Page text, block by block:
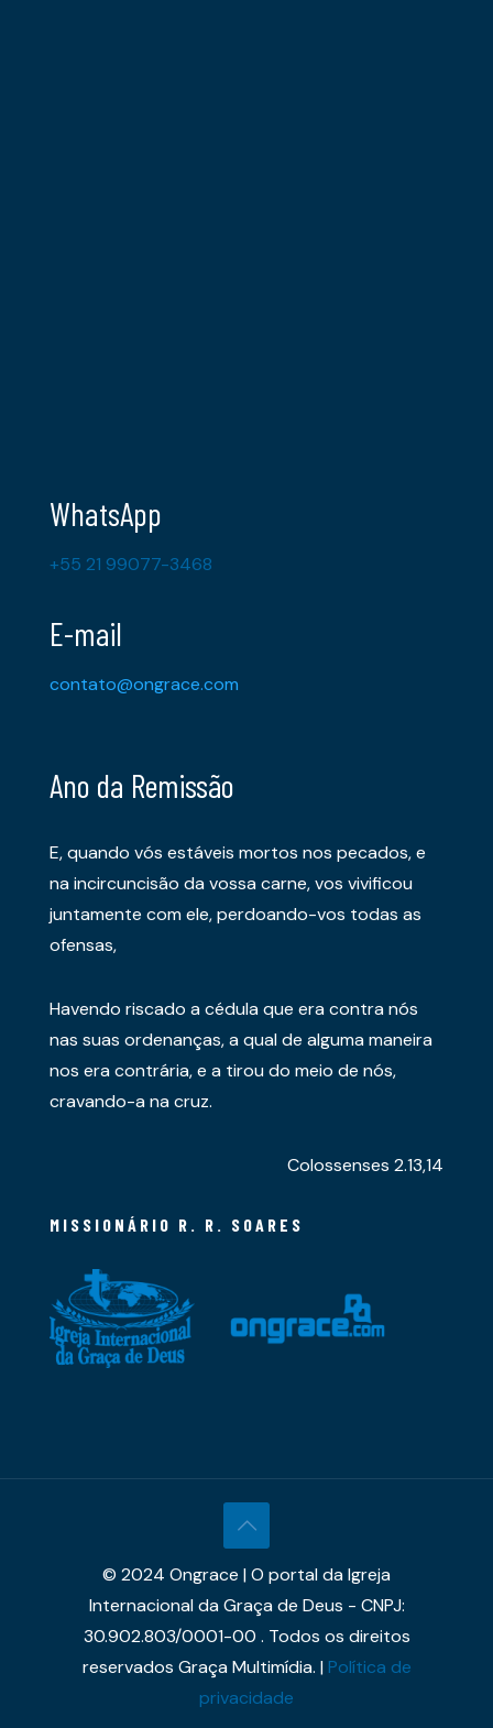
WhatsApp
+55 21 99077-3468
E-mail
contato@ongrace.com
Ano da Remissão
E, quando vós estáveis mortos nos pecados, e
na incircuncisão da vossa carne, vos vivificou
juntamente com ele, perdoando-vos todas as
ofensas,
Havendo riscado a cédula que era contra nós
nas suas ordenanças, a qual de alguma maneira
nos era contrária, e a tirou do meio de nós,
cravando-a na cruz.
Colossenses 2.13,14
MISSIONÁRIO R. R. SOARES
© 2024 Ongrace | O portal da Igreja
Internacional da Graça de Deus - CNPJ:
30.902.803/0001-00 . Todos os direitos
reservados Graça Multimídia. |Política de
privacidade